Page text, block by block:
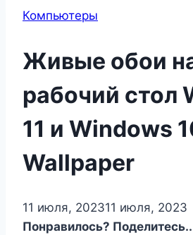
Компьютеры
Живые обои
рабочий стол
11 и Windows
Wallpaper
11 июля, 202311 июля, 2023
Понравилось?